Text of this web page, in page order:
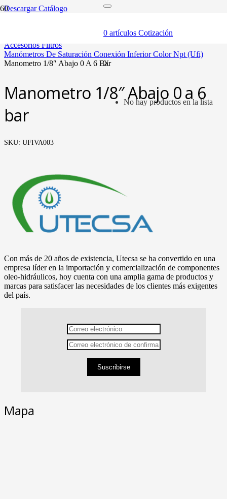
0 artículos Cotización
X
No hay productos en la lista
Descargar Catálogo
accesorios filtros
manómetros de saturación conexión inferior color npt (ufi)
manometro 1/8″ abajo 0 a 6 bar
Manometro 1/8″ Abajo 0 a 6
bar
SKU: UFIVA003
Con más de 20 años de existencia, Utecsa se ha convertido en una
empresa líder en la importación y comercialización de componentes
oleo-hidráulicos, hoy cuenta con una amplia gama de productos y
marcas para satisfacer las necesidades de los clientes más exigentes
del país.
Suscribirse
Mapa